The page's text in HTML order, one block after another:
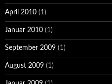
April 2010 (1)
Januar 2010 (1)
September 2009 (1)
August 2009 (1)